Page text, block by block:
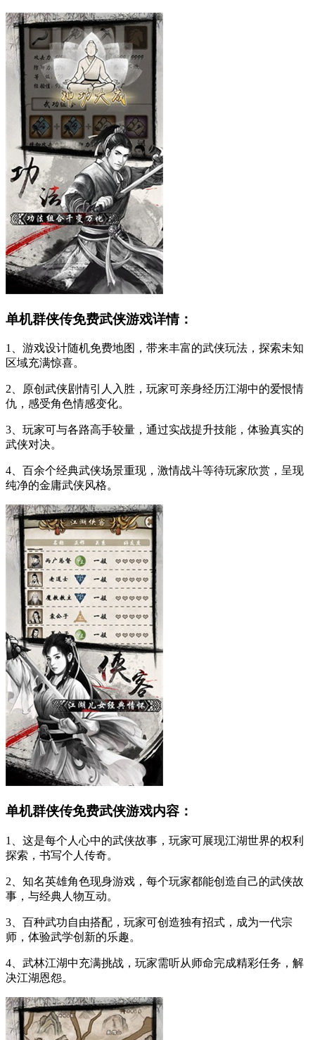
单机群侠传免费武侠游戏详情：
1、游戏设计随机免费地图，带来丰富的武侠玩法，探索未知
区域充满惊喜。
2、原创武侠剧情引人入胜，玩家可亲身经历江湖中的爱恨情
仇，感受角色情感变化。
3、玩家可与各路高手较量，通过实战提升技能，体验真实的
武侠对决。
4、百余个经典武侠场景重现，激情战斗等待玩家欣赏，呈现
纯净的金庸武侠风格。
单机群侠传免费武侠游戏内容：
1、这是每个人心中的武侠故事，玩家可展现江湖世界的权利
探索，书写个人传奇。
2、知名英雄角色现身游戏，每个玩家都能创造自己的武侠故
事，与经典人物互动。
3、百种武功自由搭配，玩家可创造独有招式，成为一代宗
师，体验武学创新的乐趣。
4、武林江湖中充满挑战，玩家需听从师命完成精彩任务，解
决江湖恩怨。